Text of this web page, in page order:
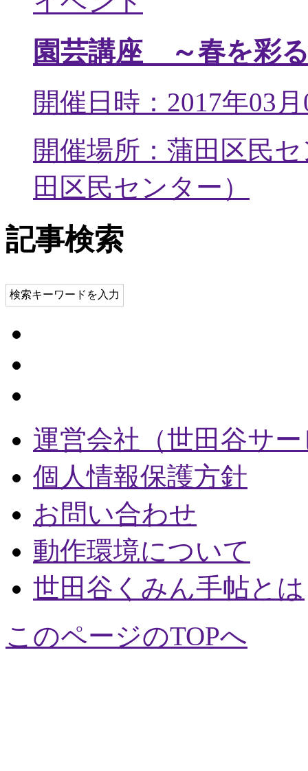
園芸講座 ～春を彩
開催日時：2017年03
開催場所：蒲田区民
田区民センター ）
記事検索
検索キーワードを入力
運営会社（世田谷サ
個人情報保護方針
お問い合わせ
動作環境について
世田谷くみん手帖とは
このページのTOPへ